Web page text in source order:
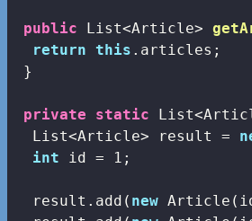
public List<Article>
return this .articles;
}
private static
  List<Article> result =
int id = 1 ;
  result.add(
new